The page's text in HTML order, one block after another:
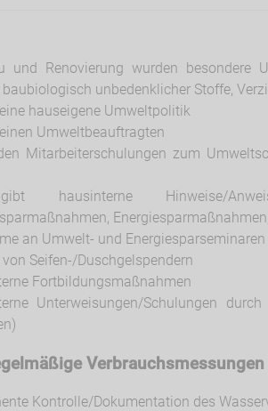
und Renovierung wurden besondere
baubiologisch unbedenklicher Stoffe,
hauseigene Umweltpolitik
Umweltbeauftragten
Mitarbeiterschulungen zum
hausinterne Hinweise/
an Umwelt- und Energiesparseminaren
Seifen-/Duschgelspendern
Fortbildungsmaßnahmen
Unterweisungen/Schulungen
Verbrauchsmessungen
Kontrolle/Dokumentation des